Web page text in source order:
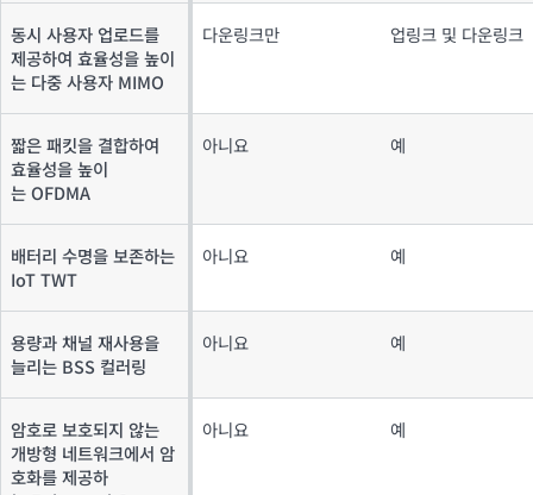
동시 사용자 업로드를
제공하여 효율성을 높이
는 다중 사용자 MIMO
다운링크만 업링크 및 다운링크
짧은 패킷을 결합하여
효율성을 높이
는 OFDMA
아니요 예
배터리 수명을 보존하는
IoT TWT
아니요 예
용량과 채널 재사용을
늘리는 BSS 컬러링
아니요 예
암호로 보호되지 않는
개방형 네트워크에서 암
호화를 제공하
아니요 예